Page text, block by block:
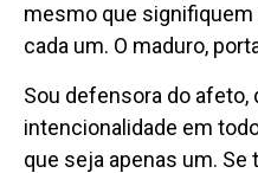
mesmo que
cada um. O maduro,
Sou defensora do afeto,
intencionalidade em
que seja apenas um.